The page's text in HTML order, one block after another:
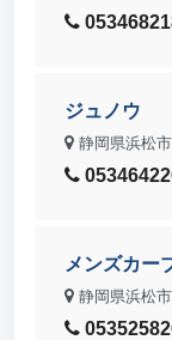
ジュノウ
静岡県浜松
メンズカー
静岡県浜松